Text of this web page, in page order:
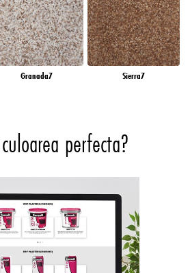
Granada7 Sierra7
perfecta?